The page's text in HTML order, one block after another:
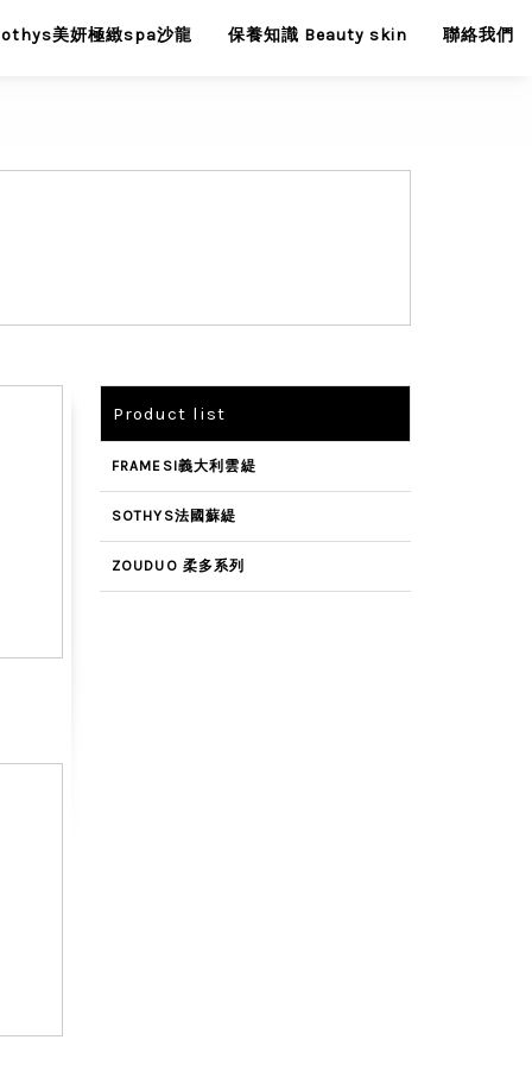
美妍極緻spa沙龍 保養知識 Beauty skin 聯絡我們
Product list
FRAMESI義大利雲緹
SOTHYS法國蘇緹
ZOUDUO 柔多系列